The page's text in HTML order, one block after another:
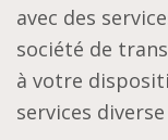
avec des
société de
à votre
services